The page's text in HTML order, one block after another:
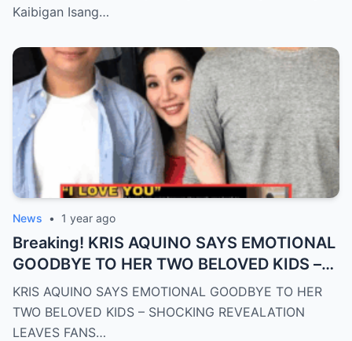
Kaibigan Isang…
News • 1 year ago
Breaking! KRIS AQUINO SAYS EMOTIONAL
GOODBYE TO HER TWO BELOVED KIDS –
SH0CKING REVEALATION LEAVES FANS
HEARTBROKEN!
KRIS AQUINO SAYS EMOTIONAL GOODBYE TO HER
TWO BELOVED KIDS – SHOCKING REVEALATION
LEAVES FANS…